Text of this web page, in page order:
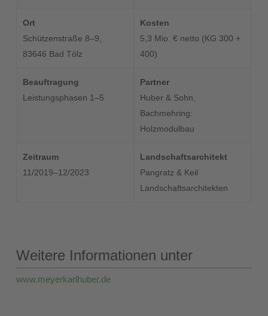
Ort
Schützenstraße 8–9,
83646 Bad Tölz
Kosten
5,3 Mio. € netto (KG 300 +
400)
Beauftragung
Leistungsphasen 1–5
Partner
Huber & Sohn,
Bachmehring:
Holzmodulbau
Zeitraum
11/2019–12/2023
Landschaftsarchitekt
Pangratz & Keil
Landschaftsarchitekten
Weitere Informationen unter
www.meyerkarlhuber.de